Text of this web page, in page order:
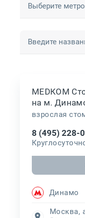
Выберите
Введите
МЕDКОМ
на м.
взрослая
8 (495) 228-
Динамо
Москва,